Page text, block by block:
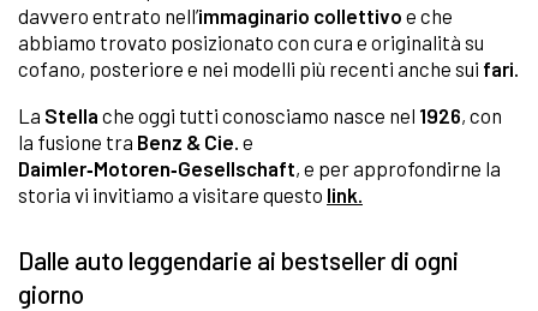
davvero entrato nell’immaginario collettivo e che
abbiamo trovato posizionato con cura e originalità su
cofano, posteriore e nei modelli più recenti anche sui fari.
La Stella che oggi tutti conosciamo nasce nel 1926, con
la fusione tra Benz & Cie. e
Daimler‑Motoren‑Gesellschaft, e per approfondirne la
storia vi invitiamo a visitare questo link.
Dalle auto leggendarie ai bestseller di ogni
giorno